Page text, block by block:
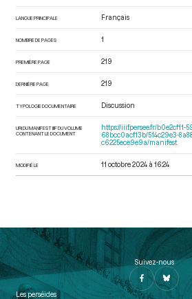
LANGUE PRINCIPALE Français
NOMBRE DE PAGES 1
PREMIÈRE PAGE 219
DERNIÈRE PAGE 219
TYPOLOGIE DOCUMENTAIRE Discussion
URI DU MANIFEST IIIF DU VOLUME
CONTENANT LE DOCUMENT
https://iiif.persee.fr/b0e2cf11-
68bcc0acf13b/514c29e3-
c6225ece9e9a/manifest
MODIFIÉ LE 11 octobre 2024 à 16:24
Suivez-nous
Les perséides